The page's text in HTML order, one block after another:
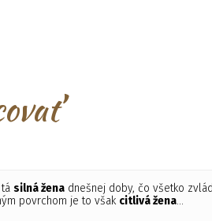
tásilná žena dnešnej doby, čo všetko
povrchom je to však citlivá žena...